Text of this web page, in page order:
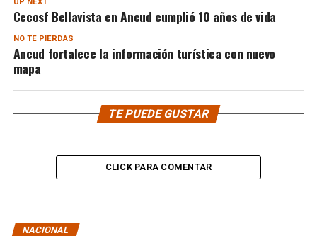
Cecosf Bellavista en Ancud cumplió 10 años de vida
NO TE PIERDAS
Ancud fortalece la información turística con nuevo
mapa
TE PUEDE GUSTAR
CLICK PARA COMENTAR
NACIONAL